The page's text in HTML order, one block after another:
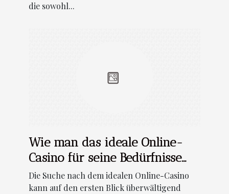
die sowohl...
Wie man das ideale Online-
Casino für seine Bedürfnisse
findet
Die Suche nach dem idealen Online-Casino
kann auf den ersten Blick überwältigend